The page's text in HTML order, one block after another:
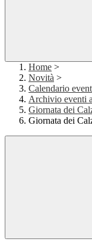
Home >
Novità >
Calendario
Archivio eventi
Giornata dei
Giornata dei